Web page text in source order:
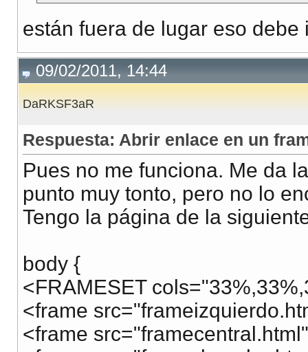
están fuera de lugar eso
09/02/2011, 14:44
DaRKSF3aR
Respuesta: Abrir enlace en un
Pues no me funciona. Me da
punto muy tonto, pero no lo
Tengo la página de la
body {
<FRAMESET
<frame
<frame